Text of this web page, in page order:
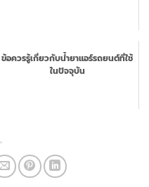
ข้อควรรู้เกี่ยวกับน้ำยาแอร์รถยนต์ที่ใช้
ในปัจจุบัน